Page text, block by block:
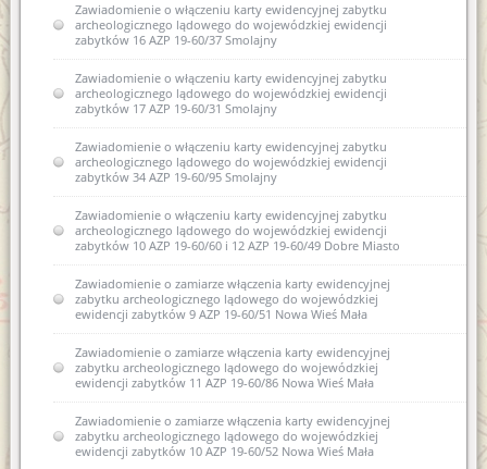
Zawiadomienie o włączeniu karty ewidencyjnej zabytku
archeologicznego lądowego do wojewódzkiej ewidencji
zabytków 16 AZP 19-60/37 Smolajny
Zawiadomienie o włączeniu karty ewidencyjnej zabytku
archeologicznego lądowego do wojewódzkiej ewidencji
zabytków 17 AZP 19-60/31 Smolajny
Zawiadomienie o włączeniu karty ewidencyjnej zabytku
archeologicznego lądowego do wojewódzkiej ewidencji
zabytków 34 AZP 19-60/95 Smolajny
Zawiadomienie o włączeniu karty ewidencyjnej zabytku
archeologicznego lądowego do wojewódzkiej ewidencji
zabytków 10 AZP 19-60/60 i 12 AZP 19-60/49 Dobre Miasto
Zawiadomienie o zamiarze włączenia karty ewidencyjnej
zabytku archeologicznego lądowego do wojewódzkiej
ewidencji zabytków 9 AZP 19-60/51 Nowa Wieś Mała
Zawiadomienie o zamiarze włączenia karty ewidencyjnej
zabytku archeologicznego lądowego do wojewódzkiej
ewidencji zabytków 11 AZP 19-60/86 Nowa Wieś Mała
Zawiadomienie o zamiarze włączenia karty ewidencyjnej
zabytku archeologicznego lądowego do wojewódzkiej
ewidencji zabytków 10 AZP 19-60/52 Nowa Wieś Mała